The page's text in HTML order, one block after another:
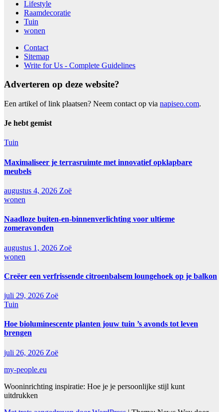
Lifestyle
Raamdecoratie
Tuin
wonen
Contact
Sitemap
Write for Us - Complete Guidelines
Adverteren op deze website?
Een artikel of link plaatsen? Neem contact op via napiseo.com.
Je hebt gemist
Tuin
Maximaliseer je terrasruimte met innovatief opklapbare
meubels
augustus 4, 2026 Zoë
wonen
Naadloze buiten-en-binnenverlichting voor ultieme
zomeravonden
augustus 1, 2026 Zoë
wonen
Creëer een verfrissende citroenbalsem loungehoek op je balkon
juli 29, 2026 Zoë
Tuin
Hoe bioluminescente planten jouw tuin ’s avonds tot leven
brengen
juli 26, 2026 Zoë
my-people.eu
Wooninrichting inspiratie: Hoe je je persoonlijke stijl kunt
uitdrukken